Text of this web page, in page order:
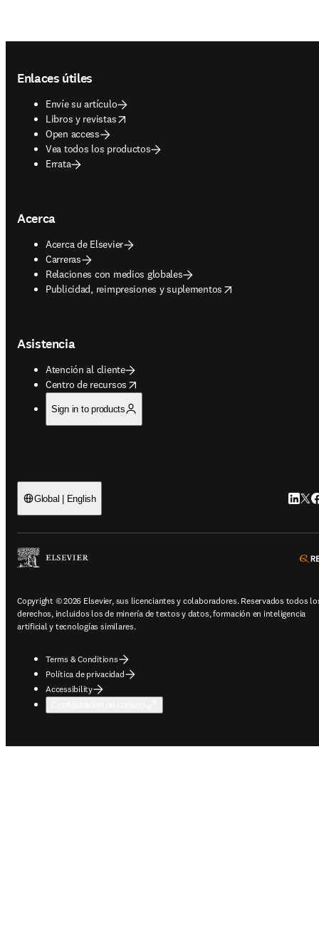
Enlaces útiles
Envíe su artículo
Libros y revistas
opens in new tab/window
Open access
Vea todos los productos
Errata
Acerca
Acerca de Elsevier
Carreras
Relaciones con medios globales
Publicidad, reimpresiones y suplementos
opens in new tab/window
Asistencia
Atención al cliente
Centro de recursos
opens in new tab/window
Sign in to products
Global | English
Copyright © 2026 Elsevier, sus licenciantes y colaboradores. Reservados todos
derechos, incluidos los de minería de textos y datos, formación en inteligencia
artificial y tecnologías similares.
Terms & Conditions
Política de privacidad
Accessibility